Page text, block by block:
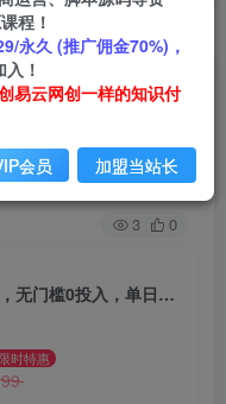
项目，无门槛0投
关注
3 0
（14776期）最新看直播撸美金项目，无门槛0投入，单日可达1000+，可批量复制
时特惠
99
程！
永久 (推广佣金70%)，
！
易云网创一样的知识付
会员 加盟当站长